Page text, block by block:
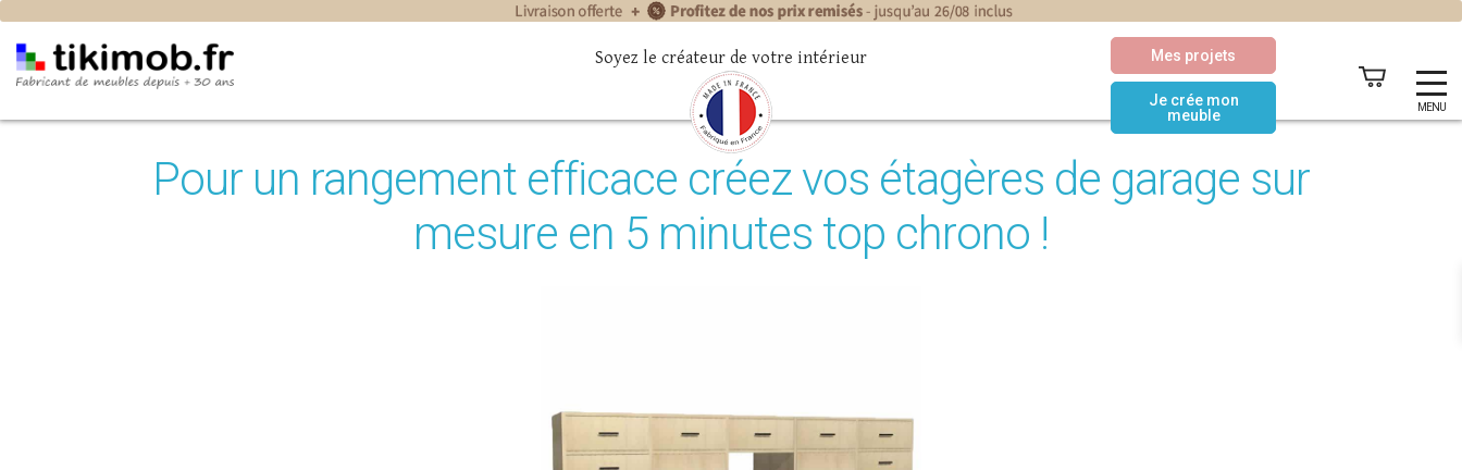
MENU
Mes projets
Je crée mon
meuble
Soyez le créateur de votre intérieur
Pour un rangement efficace créez vos étagères de garage sur
mesure en 5 minutes top chrono !